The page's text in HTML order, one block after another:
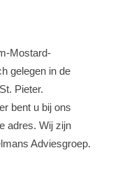
Mostard-
gelegen in de
Pieter.
bent u bij ons
adres. Wij zijn
Adviesgroep.